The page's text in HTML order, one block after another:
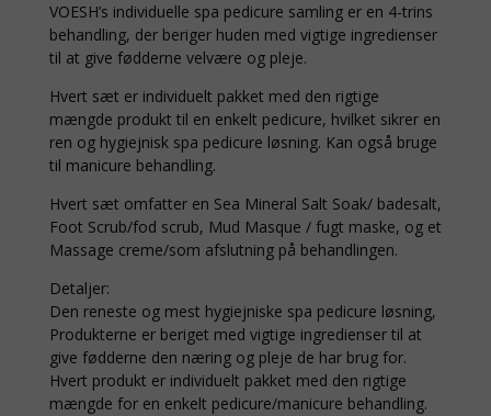
VOESH’s individuelle spa pedicure samling er en 4-trins
behandling, der beriger huden med vigtige ingredienser
til at give fødderne velvære og pleje.
Hvert sæt er individuelt pakket med den rigtige
mængde produkt til en enkelt pedicure, hvilket sikrer en
ren og hygiejnisk spa pedicure løsning. Kan også bruge
til manicure behandling.
Hvert sæt omfatter en Sea Mineral Salt Soak/ badesalt,
Foot Scrub/fod scrub, Mud Masque / fugt maske, og et
Massage creme/som afslutning på behandlingen.
Detaljer:
Den reneste og mest hygiejniske spa pedicure løsning,
Produkterne er beriget med vigtige ingredienser til at
give fødderne den næring og pleje de har brug for.
Hvert produkt er individuelt pakket med den rigtige
mængde for en enkelt pedicure/manicure behandling.